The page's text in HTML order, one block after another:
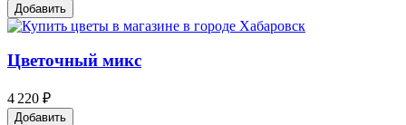
Добавить
Цветочный микс
4 220 ₽
Добавить